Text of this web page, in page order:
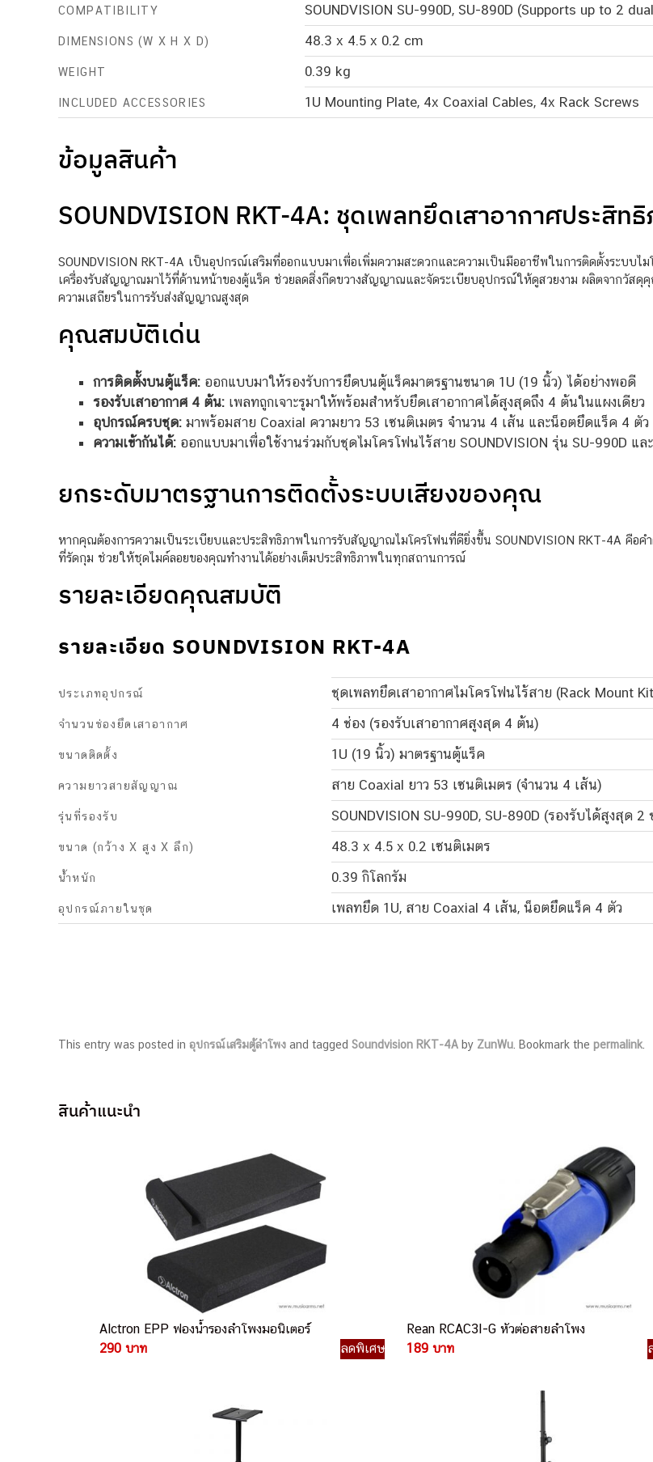
COMPATIBILITY SOUNDVISION SU-990D, SU-890D (Supports up to 2
DIMENSIONS (W X H X D) 48.3 x 4.5 x 0.2 cm
WEIGHT 0.39 kg
INCLUDED ACCESSORIES 1U Mounting Plate, 4x Coaxial Cables, 4x Rack Screws
ข้อมูลสินค้า
SOUNDVISION RKT-4A: ชุดเพลทยึดเสาอากาศประสิ
SOUNDVISION RKT-4A เป็นอุปกรณ์เสริมที่ออกแบบมาเพื่อเพิ่มความสะดวกและความเป็นมืออาชีพในการติดตั้งระบบไ
เครื่องรับสัญญาณมาไว้ที่ด้านหน้าของตู้แร็ค ช่วยลดสิ่งกีดขวางสัญญาณและจัดระเบียบอุปกรณ์ให้ดูสวยงาม ผลิตจากวัสดุ
ความเสถียรในการรับส่งสัญญาณสูงสุด
คุณสมบัติเด่น
การติดตั้งบนตู้แร็ค:ออกแบบมาให้รองรับการยึดบนตู้แร็คมาตรฐานขนาด 1U (19 นิ้ว) ได้อย่างพอดี
รองรับเสาอากาศ 4 ต้น:เพลทถูกเจาะรูมาให้พร้อมสำหรับยึดเสาอากาศได้สูงสุดถึง 4 ต้นในแผงเดียว
อุปกรณ์ครบชุด:มาพร้อมสาย Coaxial ความยาว 53 เซนติเมตร จำนวน 4 เส้น และน็อตยึดแร็ค 4 ตั
ความเข้ากันได้:ออกแบบมาเพื่อใช้งานร่วมกับชุดไมโครโฟนไร้สาย SOUNDVISION รุ่น SU-990D แ
ยกระดับมาตรฐานการติดตั้งระบบเสียงของคุณ
หากคุณต้องการความเป็นระเบียบและประสิทธิภาพในการรับสัญญาณไมโครโฟนที่ดียิ่งขึ้น SOUNDVISION RKT-4A คือ
ที่รัดกุม ช่วยให้ชุดไมค์ลอยของคุณทำงานได้อย่างเต็มประสิทธิภาพในทุกสถานการณ์
รายละเอียดคุณสมบัติ
รายละเอียด SOUNDVISION RKT-4A
ประเภทอุปกรณ์ ชุดเพลทยึดเสาอากาศไมโครโฟนไร้สาย (Rack Mount
จำนวนช่องยึดเสาอากาศ 4 ช่อง (รองรับเสาอากาศสูงสุด 4 ต้น)
ขนาดติดตั้ง 1U (19 นิ้ว) มาตรฐานตู้แร็ค
ความยาวสายสัญญาณ สาย Coaxial ยาว 53 เซนติเมตร (จำนวน 4 เส้น)
รุ่นที่รองรับ SOUNDVISION SU-990D, SU-890D (รองรับได้สูงสุด 2
ขนาด (กว้าง X สูง X ลึก) 48.3 x 4.5 x 0.2 เซนติเมตร
น้ำหนัก 0.39 กิโลกรัม
อุปกรณ์ภายในชุด เพลทยึด 1U, สาย Coaxial 4 เส้น, น็อตยึดแร็ค 4 ตัว
This entry was posted in อุปกรณ์เสริมตู้ลำโพง and tagged Soundvision RKT-4A by ZunWu . Bookmark the permalink
สินค้าแนะนำ
Alctron EPP ฟองน้ำรองลำโพงมอนิเตอร์
290 บาท
ลดพิเศษ
Rean RCAC3I-G หัวต่อสายลำโพง
189 บาท